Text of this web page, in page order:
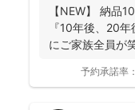
【NEW】 納品
『10年後、20
にご家族全員が
予約承諾率：